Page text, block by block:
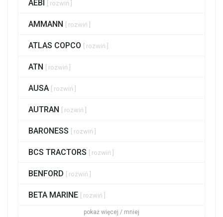
AEBI [ rozwiń ]
AMMANN [ rozwiń ]
ATLAS COPCO [ rozwiń ]
ATN [ rozwiń ]
AUSA [ rozwiń ]
AUTRAN [ rozwiń ]
BARONESS [ rozwiń ]
BCS TRACTORS [ rozwiń ]
BENFORD [ rozwiń ]
BETA MARINE [ rozwiń ]
pokaż więcej / mniej